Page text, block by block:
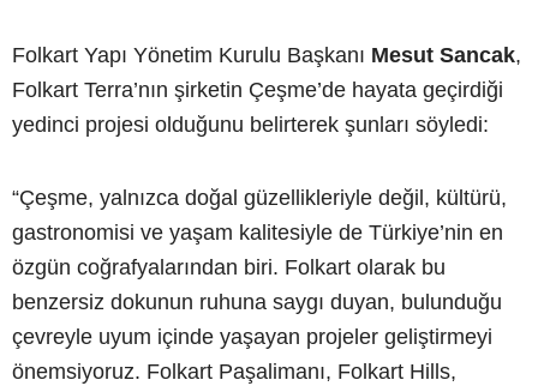
Folkart Yapı Yönetim Kurulu Başkanı Mesut Sancak,
Folkart Terra’nın şirketin Çeşme’de hayata geçirdiği
yedinci projesi olduğunu belirterek şunları söyledi:
“Çeşme, yalnızca doğal güzellikleriyle değil, kültürü,
gastronomisi ve yaşam kalitesiyle de Türkiye’nin en
özgün coğrafyalarından biri. Folkart olarak bu
benzersiz dokunun ruhuna saygı duyan, bulunduğu
çevreyle uyum içinde yaşayan projeler geliştirmeyi
önemsiyoruz. Folkart Paşalimanı, Folkart Hills,